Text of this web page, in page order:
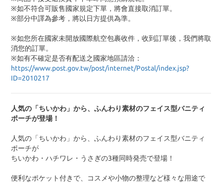
※如不符合可販售國家規定下單，將會直接取消訂單。
※部分中譯為參考，將以日方提供為準。
※如您所在國家未開放國際航空包裹收件，收到訂單後，我們將取
消您的訂單。
※如有不確定是否有配送之國家地區請洽：
https://www.post.gov.tw/post/internet/Postal/index.jsp?
ID=2010217
人気の「ちいかわ」から、ふんわり素材のフェイス型バニティ
ポーチが登場！
人気の「ちいかわ」から、ふんわり素材のフェイス型バニティ
ポーチが
ちいかわ・ハチワレ・うさぎの3種同時発売で登場！
便利なポケット付きで、コスメや小物の整理など様々な用途で